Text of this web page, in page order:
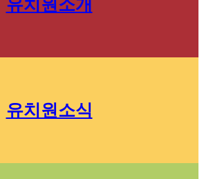
유치원소개
유치원소식